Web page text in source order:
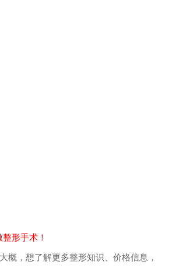
形手术！
概，想了解更多整形知识、价格信息，